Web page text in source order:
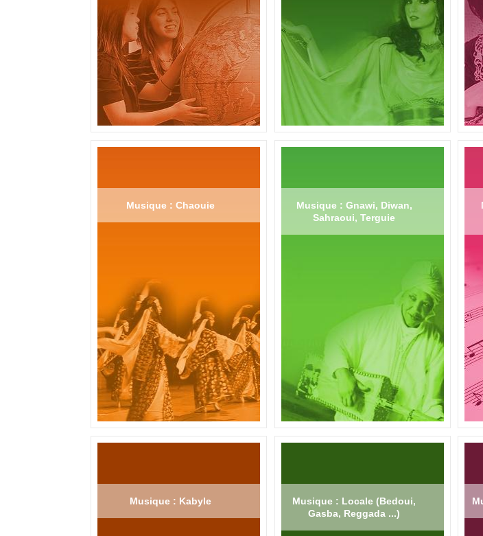
Musique : Chaouie
Musique : Gnawi, Diwan,
Sahraoui, Terguie
Musique : Kabyle
Musique : Locale (Bedoui,
Gasba, Reggada ...)